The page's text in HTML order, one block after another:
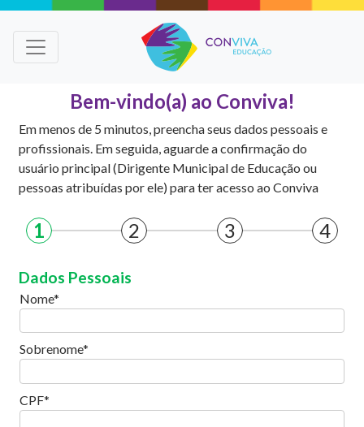
Bem-vindo(a) ao Conviva!
Em menos de 5 minutos, preencha seus dados pessoais e
profissionais. Em seguida, aguarde a confirmação do
usuário principal (Dirigente Municipal de Educação ou
pessoas atribuídas por ele) para ter acesso ao Conviva
1 2 3 4
Dados Pessoais
Nome
Sobrenome
CPF